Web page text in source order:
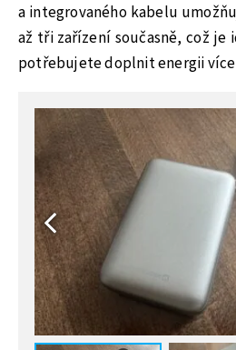
a integrovaného kabelu
až tři zařízení současně, což
potřebujete doplnit energii